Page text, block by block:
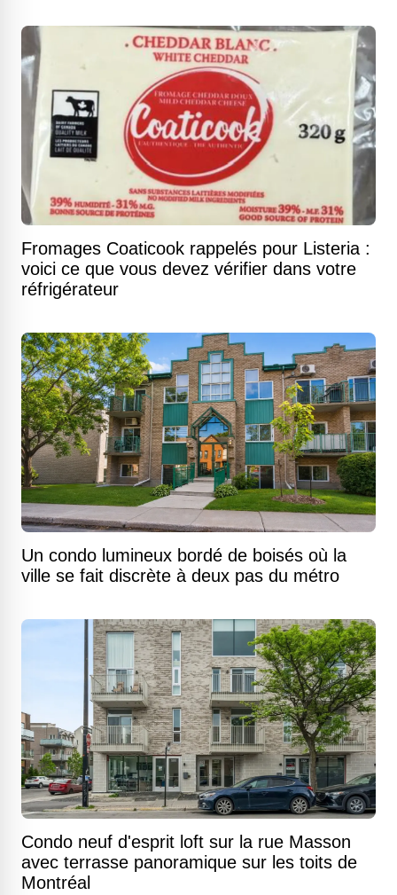
Fromages Coaticook rappelés pour Listeria :
voici ce que vous devez vérifier dans votre
réfrigérateur
Un condo lumineux bordé de boisés où la
ville se fait discrète à deux pas du métro
Condo neuf d'esprit loft sur la rue Masson
avec terrasse panoramique sur les toits de
Montréal